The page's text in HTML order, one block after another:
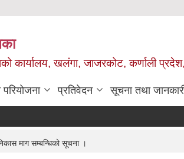
कार्यालय, खलंगा, जाजरकोट, कर्णाली
प्रतिवेदन सूचना तथा
माग सम्बन्धिको सूचना ।